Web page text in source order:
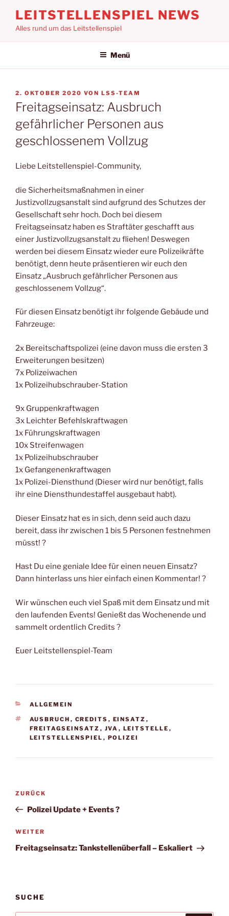
Inhalt
springen
LEITSTELLENSPIEL NEWS
Alles rund um das Leitstellenspiel
Menü
VERÖFFENTLICHT
AM
2. OKTOBER 2020 VON LSS-TEAM
Freitagseinsatz: Ausbruch
gefährlicher Personen aus
geschlossenem Vollzug
Liebe Leitstellenspiel-Community,
die Sicherheitsmaßnahmen in einer
Justizvollzugsanstalt sind aufgrund des Schutzes der
Gesellschaft sehr hoch. Doch bei diesem
Freitagseinsatz haben es Straftäter geschafft aus
einer Justizvollzugsanstalt zu fliehen! Deswegen
werden bei diesem Einsatz wieder eure Polizeikräfte
benötigt, denn heute präsentieren wir euch den
Einsatz „Ausbruch gefährlicher Personen aus
geschlossenem Vollzug“.
Für diesen Einsatz benötigt ihr folgende Gebäude und
Fahrzeuge:
2x Bereitschaftspolizei (eine davon muss die ersten 3
Erweiterungen besitzen)
7x Polizeiwachen
1x Polizeihubschrauber-Station
9x Gruppenkraftwagen
3x Leichter Befehlskraftwagen
1x Führungskraftwagen
10x Streifenwagen
1x Polizeihubschrauber
1x Gefangenenkraftwagen
1x Polizei-Diensthund (Dieser wird nur benötigt, falls
ihr eine Diensthundestaffel ausgebaut habt).
Dieser Einsatz hat es in sich, denn seid auch dazu
bereit, dass ihr zwischen 1 bis 5 Personen festnehmen
müsst! ?
Hast Du eine geniale Idee für einen neuen Einsatz?
Dann hinterlass uns hier einfach einen Kommentar! ?
Wir wünschen euch viel Spaß mit dem Einsatz und mit
den laufenden Events! Genießt das Wochenende und
sammelt ordentlich Credits ?
Euer Leitstellenspiel-Team
KATEGORIEN
ALLGEMEIN
SCHLAGWÖRTER
AUSBRUCH , CREDITS , EINSATZ ,
FREITAGSEINSATZ , JVA , LEITSTELLE ,
LEITSTELLENSPIEL , POLIZEI
Beitragsnavigation
Vorheriger
Beitrag
ZURÜCK
Polizei Update + Events ?
Nächster
Beitrag
WEITER
Freitagseinsatz: Tankstellenüberfall – Eskaliert
SUCHE